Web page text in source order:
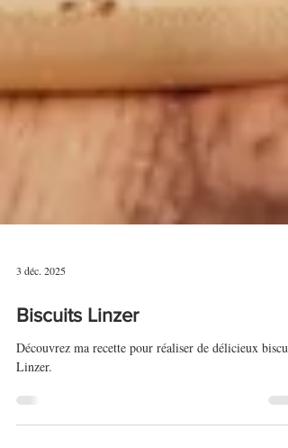
3 déc. 2025
Biscuits Linzer
Découvrez ma recette pour réaliser de délicieux